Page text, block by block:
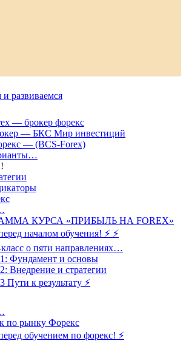
и развиваемся
— брокер форекс
— БКС Мир инвестиций
— (BCS-Forex)
КУРСА «ПРИБЫЛЬ НА FOREX»
началом обучения! ⚡ ⚡
о пяти направлениях…
Фундамент и основы
Внедрение и стратегии
к результату ⚡️
по рынку Форекс
обучением по форекс! ⚡